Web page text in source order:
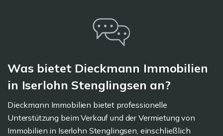
Was bietet Dieckmann Immobilien
in Iserlohn Stenglingsen an?
Dieckmann Immobilien bietet professionelle
Unterstützung beim Verkauf und der Vermietung von
Immobilien in Iserlohn Stenglingsen, einschließlich